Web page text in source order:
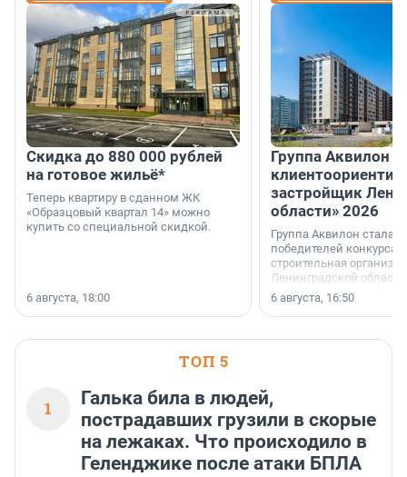
Скидка до 880 000 рублей
на готовое жильё*
Теперь квартиру в сданном ЖК
«Образцовый квартал 14» можно
купить со специальной скидкой.
6 августа, 18:00
Группа Аквилон
застройщик
области» 2026
Группа Аквилон стала
победителей конкурса
строительная
Ленинградской области
номинации «Самый
застройщик
области».
6 августа, 16:50
ТОП 5
1
Галька била в людей,
пострадавших грузили в скорые
на лежаках. Что происходило в
Геленджике после атаки БПЛА